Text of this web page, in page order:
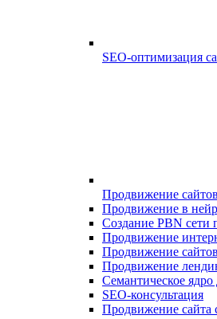
SEO-оптимизация
Продвижение
Продвижение в
Создание PBN сети
Продвижение
Продвижение
Продвижение
Семантическое ядро
SEO-консультация
Продвижение сайта